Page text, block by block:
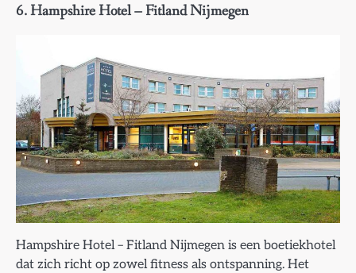
6.Hampshire Hotel – Fitland Nijmegen
Hampshire Hotel – Fitland Nijmegen is een boetiekhotel
dat zich richt op zowel fitness als ontspanning. Het